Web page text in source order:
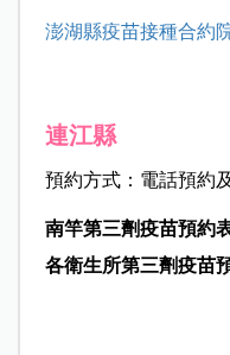
澎湖縣疫苗接種合約
連江縣
預約方式：電話預約
南竿第三劑疫苗預約
各衛生所第三劑疫苗